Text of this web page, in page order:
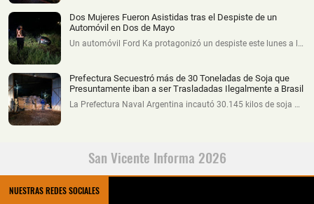
Dos Mujeres Fueron Asistidas tras el Despiste de un
Automóvil en Dos de Mayo
Un automóvil Ford Ka protagonizó un despiste este lunes a l…
Prefectura Secuestró más de 30 Toneladas de Soja que
Presuntamente iban a ser Trasladadas Ilegalmente a Brasil
La Prefectura Naval Argentina incautó 30.145 kilos de soja …
San Vicente Informa 2026
NUESTRAS REDES SOCIALES